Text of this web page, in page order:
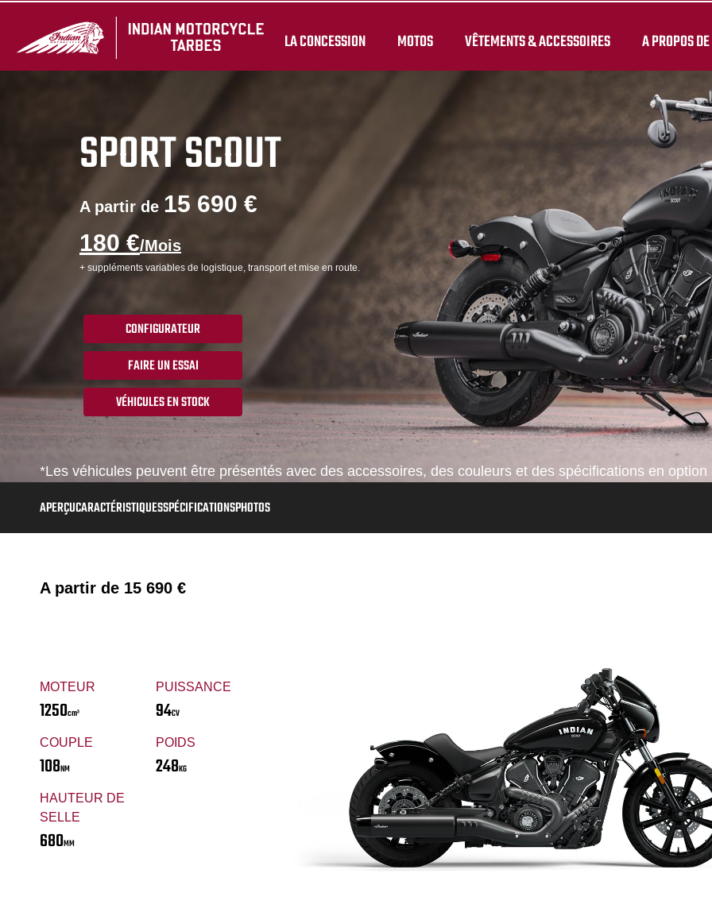
LA CONCESSION MOTOS VÊTEMENTS & ACCESSOIRES A PROPOS DE
SPORT SCOUT
A partir de 15 690 €
180 €/Mois
+ suppléments variables de logistique, transport et mise en route.
CONFIGURATEUR
FAIRE UN ESSAI
VÉHICULES EN STOCK
*Les véhicules peuvent être présentés avec des accessoires, des couleurs et des spécifications en
APERÇUCARACTÉRISTIQUESSPÉCIFICATIONSPHOTOS
A partir de 15 690 €
MOTEUR
1250cm³
PUISSANCE
94CV
COUPLE
108NM
POIDS
248KG
HAUTEUR DE
SELLE
680MM